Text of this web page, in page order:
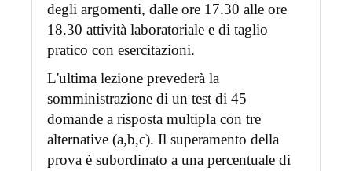
degli argomenti, dalle ore 17.30 alle ore
18.30 attività laboratoriale e di taglio
pratico con esercitazioni.
L'ultima lezione prevederà la
somministrazione di un test di 45
domande a risposta multipla con tre
alternative (a,b,c). Il superamento della
prova è subordinato a una percentuale di